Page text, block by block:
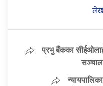
प्रभु बैंकका